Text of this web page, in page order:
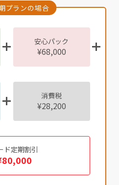
プランの場合
安心パック
¥68,000
消費税
¥28,200
ド定期割引